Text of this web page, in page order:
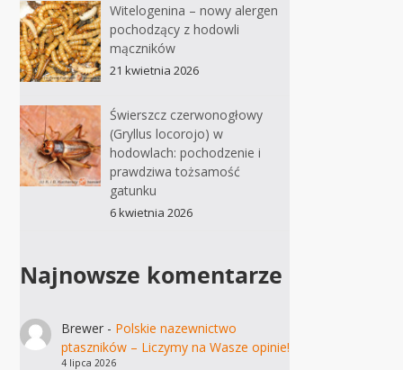
Witelogenina – nowy alergen
pochodzący z hodowli
mączników
21 kwietnia 2026
Świerszcz czerwonogłowy
(Gryllus locorojo) w
hodowlach: pochodzenie i
prawdziwa tożsamość
gatunku
6 kwietnia 2026
Najnowsze komentarze
Brewer- Polskie nazewnictwo
ptaszników – Liczymy na Wasze opinie!
4 lipca 2026